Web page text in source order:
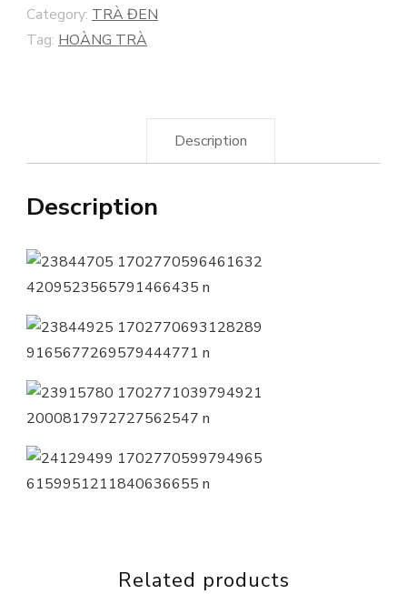
quantity
Category: TRÀ ĐEN
Tag: HOÀNG TRÀ
Description
Description
Related products